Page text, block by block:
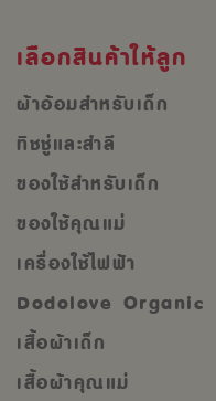
เลือกสินค้าให้ลูก
ผ้าอ้อมสำหรับเด็ก
ทิชชู่และสำลี
ของใช้สำหรับเด็ก
ของใช้คุณแม่
เครื่องใช้ไฟฟ้า
Dodolove Organic
เสื้อผ้าเด็ก
เสื้อผ้าคุณแม่